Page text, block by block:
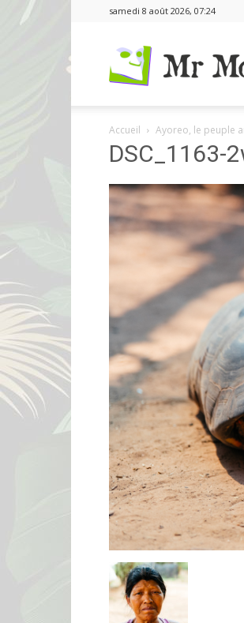
samedi 8 août 2026, 07:24
Accueil Ayoreo, le peuple
DSC_1163-